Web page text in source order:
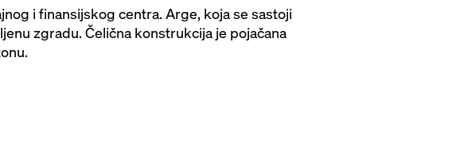
i finansijskog centra. Arge, koja se sastoji
zgradu. Čelična konstrukcija je pojačana